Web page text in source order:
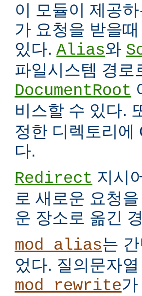
이 모듈이 제공
가 요청을 받을
있다. Alias와
파일시스템 경로
DocumentRoot
비스할 수 있다.
정한 디렉토리에
다.
Redirect 지시
로 새로운 요청
운 장소로 옮긴
mod_alias는
었다. 질의문자
mod_rewrite